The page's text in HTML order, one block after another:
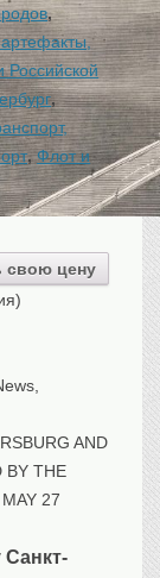
свою цену
AND
BY THE
27
,
Российской
,
,Флот и